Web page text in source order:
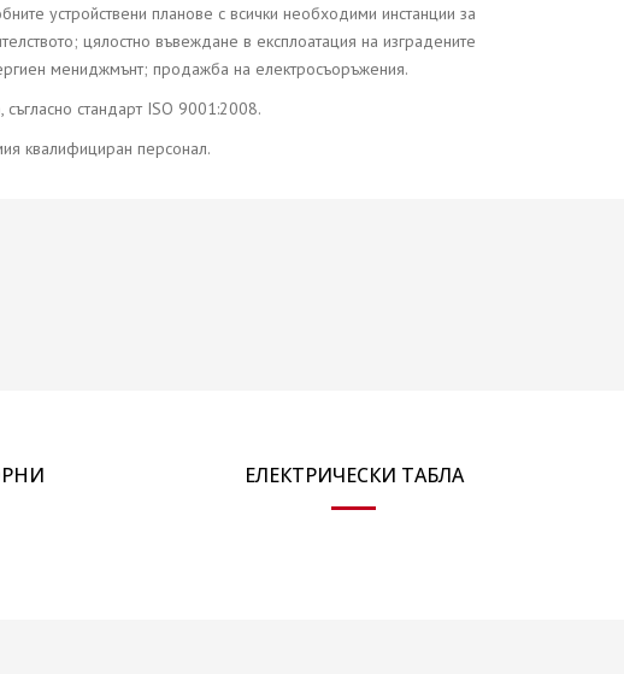
устройствени планове с всички необходими инстанции за
цялостно въвеждане в експлоатация на изградените
мениджмънт; продажба на електросъоръжения.
стандарт ISO 9001:2008.
квалифициран персонал.
ЕЛЕКТРИЧЕСКИ ТАБЛА